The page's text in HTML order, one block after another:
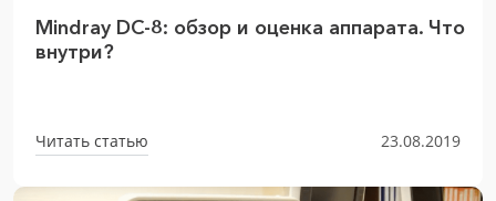
Mindray DC-8: обзор и оценка аппарата. Что
внутри?
23.08.2019
Читать статью